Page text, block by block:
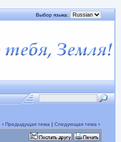
Выбор языка:
‹ Предыдущая тема | Следующая тема ›